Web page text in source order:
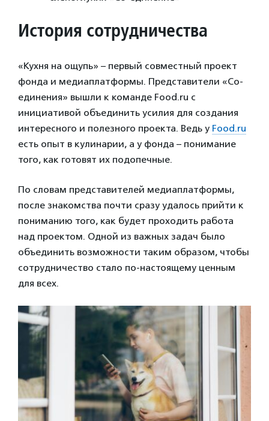
История сотрудничества
«Кухня на ощупь» – первый совместный проект
фонда и медиаплатформы. Представители «Со-
единения» вышли к команде Food.ru с
инициативой объединить усилия для создания
интересного и полезного проекта. Ведь у Food.ru
есть опыт в кулинарии, а у фонда – понимание
того, как готовят их подопечные.
По словам представителей медиаплатформы,
после знакомства почти сразу удалось прийти к
пониманию того, как будет проходить работа
над проектом. Одной из важных задач было
объединить возможности таким образом, чтобы
сотрудничество стало по-настоящему ценным
для всех.